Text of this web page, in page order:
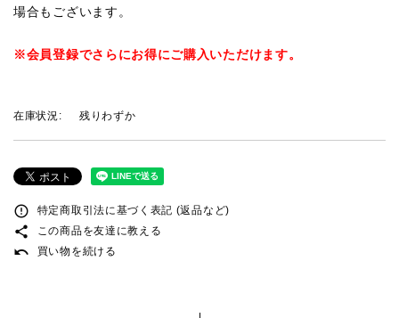
場合もございます。
※会員登録でさらにお得にご購入いただけます。
在庫状況: 残りわずか
error_outline 特定商取引法に基づく表記 (返品など)
share この商品を友達に教える
undo 買い物を続ける